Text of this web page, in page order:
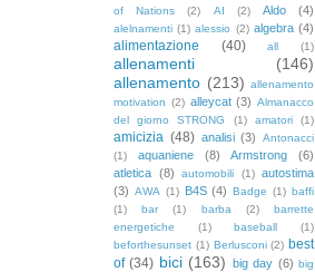
of Nations
(2) AI (2) Aldo (4)
alelnamenti (1) alessio (2) algebra (4)
alimentazione (40) all (1)
allenamenti
(146)
allenamento (213) allenamento
motivation (2) alleycat (3) Almanacco
del giorno STRONG
(1) amatori (1)
amicizia (48) analisi (3)
Antonacci
(1)
aquaniene (8) Armstrong
(6)
atletica (8) automobili (1) autostima
(3) AWA (1) B4S (4) Badge (1) baffi
(1)
bar (1) barba (2)
barrette
energetiche
(1) baseball
(1)
beforthesunset (1) Berlusconi (2) best
of (34) bici (163) big day (6) big